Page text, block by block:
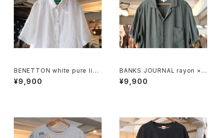
BENETTON white pure line
n S/S Shirt
¥9,900
BANKS JOURNAL rayon ×li
nen open-collar Shirt
¥9,900